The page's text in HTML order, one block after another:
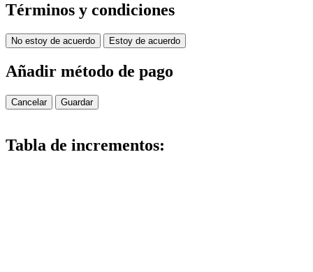
Términos y condiciones
No estoy de acuerdo Estoy de acuerdo
Añadir método de pago
Cancelar Guardar
Tabla de incrementos: